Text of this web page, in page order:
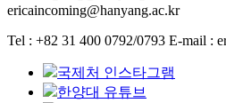
ericaincoming@hanyang.ac.kr
Tel : +82 31 400 0792/0793 E-mail :
국제처 인스타그램
한양대 유튜브